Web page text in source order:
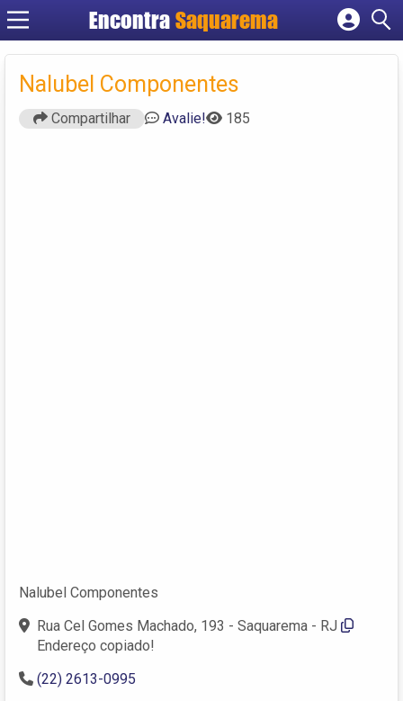
Encontra Saquarema
Cadastrar empresa
Criar conta
Nalubel Componentes
Compartilhar Avalie! 185
Nalubel Componentes
Rua Cel Gomes Machado, 193 - Saquarema - RJ
Endereço copiado!
(22) 2613-0995